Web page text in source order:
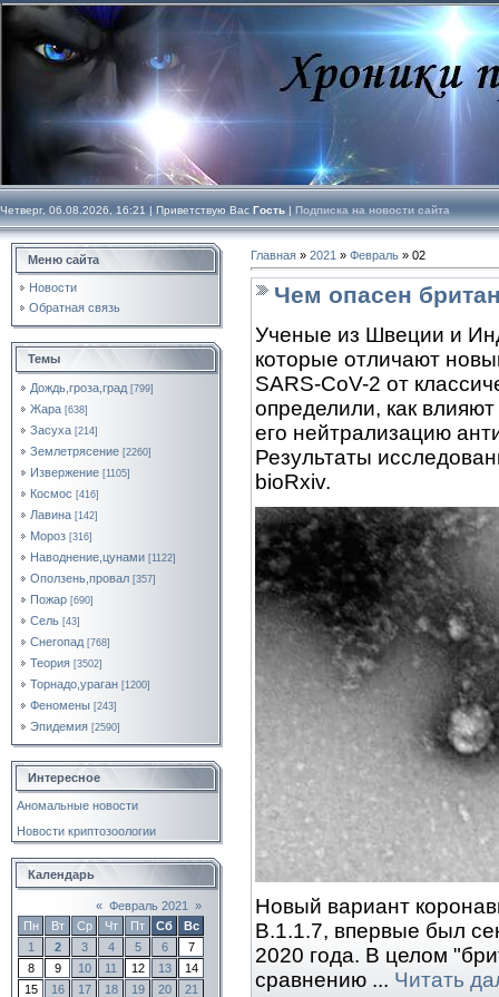
Четверг, 06.08.2026, 16:21 | Приветствую Вас Гость | Подписка на новости сайта
Меню сайта
Новости
Обратная связь
Темы
Дождь,гроза,град [799]
Жара [638]
Засуха [214]
Землетрясение [2260]
Извержение [1105]
Космос [416]
Лавина [142]
Мороз [316]
Наводнение,цунами [1122]
Оползень,провал [357]
Пожар [690]
Сель [43]
Снегопад [768]
Теория [3502]
Торнадо,ураган [1200]
Феномены [243]
Эпидемия [2590]
Интересное
Аномальные новости
Новости криптозоологии
Календарь
« Февраль 2021
»
Пн
Вт Ср Чт Пт Сб
Вс
1
2 3 4 5 6
7
8
9 10 11 12 13
14
15
16 17 18 19 20
21
Главная » 2021 » Февраль » 02
Чем опасен
Ученые из Швеции и
которые отличают
SARS-CoV-2 от
определили, как
его нейтрализацию
Результаты
bioRxiv.
Новый вариант
B.1.1.7, впервые был
2020 года. В целом
сравнению ... Читать